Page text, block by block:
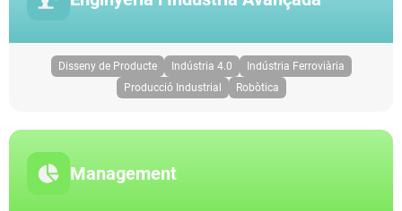
Disseny de Producte Indústria 4.0
Indústria Ferroviària
Producció Industrial
Robòtica
Management